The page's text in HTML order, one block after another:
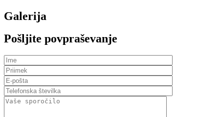
Galerija
Pošljite povpraševanje